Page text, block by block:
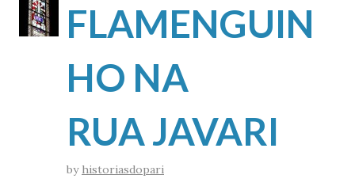
FLAMENGUIN
HO NA
RUA JAVARI
by historiasdopari